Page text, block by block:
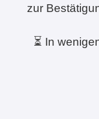
zur
⏳ In